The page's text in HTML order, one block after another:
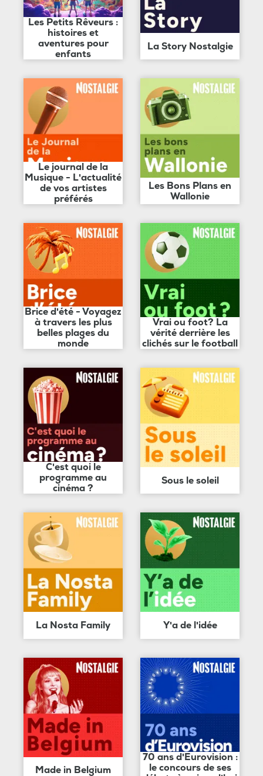
Les Petits Rêveurs :
histoires et
aventures pour
enfants
La Story Nostalgie
Le journal de la
Musique - L'actualité
de vos artistes
préférés
Les Bons Plans en
Wallonie
Brice d'été - Voyagez
à travers les plus
belles plages du
monde
Vrai ou foot? La
vérité derrière les
clichés sur le football
C'est quoi le
programme au
cinéma ?
Sous le soleil
La Nosta Family Y'a de l'idée
Made in Belgium
70 ans d'Eurovision :
le concours de ses